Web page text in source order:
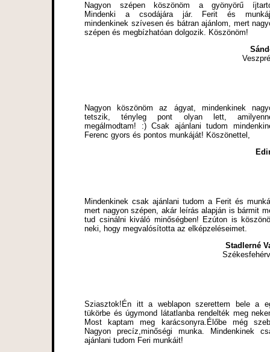
Nagyon szépen köszönöm a gyönyörű
Mindenki a csodájára jár. Ferit és
mindenkinek szívesen és bátran ajánlom, mert
szépen és megbízhatóan dolgozik. Köszönöm!
Nagyon köszönöm az ágyat, mindenkinek
tetszik, tényleg pont olyan lett,
megálmodtam! :) Csak ajánlani tudom
Ferenc gyors és pontos munkáját! Köszönettel,
Mindenkinek csak ajánlani tudom a Ferit és
mert nagyon szépen, akár leírás alapján is bármit
tud csinálni kiváló minőségben! Ezúton is
neki, hogy megvalósította az elképzeléseimet.
Stadlerné
Sziasztok!Én itt a weblapon szerettem bele a
tükörbe és úgymond látatlanba rendelték meg
Most kaptam meg karácsonyra.Élőbe még
Nagyon precíz,minőségi munka. Mindenkinek
ajánlani tudom Feri munkáit!